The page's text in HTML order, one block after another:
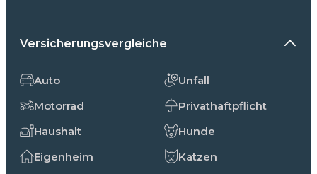
Versicherungsvergleiche
Auto
Motorrad
Haushalt
Eigenheim
Unfall
Privathaftpflicht
Hunde
Katzen